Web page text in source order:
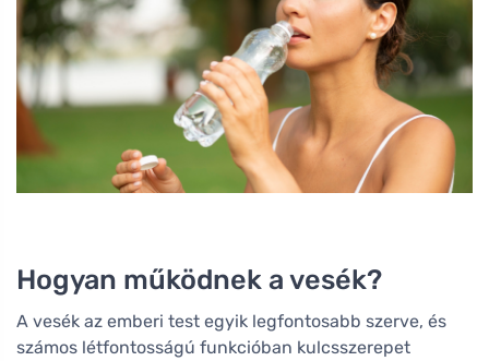
Hogyan működnek a vesék?
A vesék az emberi test egyik legfontosabb szerve, és
számos létfontosságú funkcióban kulcsszerepet